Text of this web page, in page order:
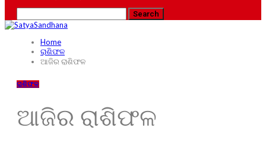
Home
ରାଶିଫଳ
ଆଜିର ରାଶିଫଳ
ରାଶିଫଳ
ଆଜିର ରାଶିଫଳ